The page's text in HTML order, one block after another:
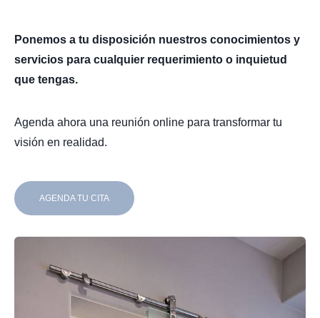
Ponemos a tu disposición nuestros conocimientos y
servicios para cualquier requerimiento o inquietud
que tengas.
Agenda ahora una reunión online para transformar tu
visión en realidad.
AGENDA TU CITA